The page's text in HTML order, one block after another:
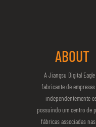
ABOUT
A Jiangsu Digital
fabricante de empresas
independentemente
possuindo um centro de
fábricas associadas